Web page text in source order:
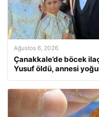
Ağustos 6, 2026
Çanakkale’de böcek
Yusuf öldü, annesi